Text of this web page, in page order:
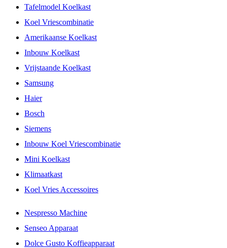
Tafelmodel Koelkast
Koel Vriescombinatie
Amerikaanse Koelkast
Inbouw Koelkast
Vrijstaande Koelkast
Samsung
Haier
Bosch
Siemens
Inbouw Koel Vriescombinatie
Mini Koelkast
Klimaatkast
Koel Vries Accessoires
Nespresso Machine
Senseo Apparaat
Dolce Gusto Koffieapparaat